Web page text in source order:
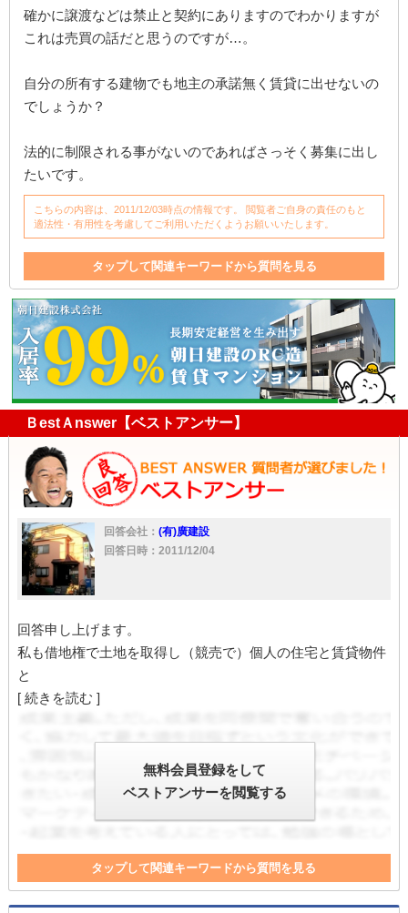
確かに譲渡などは禁止と契約にありますのでわかりますが
これは売買の話だと思うのですが…。
自分の所有する建物でも地主の承諾無く賃貸に出せないの
でしょうか？
法的に制限される事がないのであればさっそく募集に出し
たいです。
こちらの内容は、2011/12/03時点の情報です。 閲覧者ご自身の責任のもと
適法性・有用性を考慮してご利用いただくようお願いいたします。
タップして関連キーワードから質問を見る
建物 売買 地主
ＢestＡnswer【ベストアンサー】
回答会社： (有)廣建設
回答日時：2011/12/04
回答申し上げます。
私も借地権で土地を取得し（競売で）個人の住宅と賃貸物件
と
[ 続きを読む ]
無料会員登録をして
ベストアンサーを閲覧する
タップして関連キーワードから質問を見る
契約書 大家 住宅 土地 借家 大家さん
家